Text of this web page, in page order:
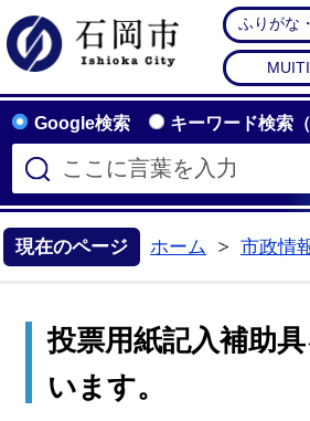
石
ふりがな
Google検索 キーワード検索（
現在のページ ホーム
市政情
投票用紙記入補助
います。